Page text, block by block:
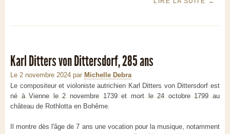
Karl Ditters von Dittersdorf, 285 ans
Le 2 novembre 2024 par Michelle Debra
Le compositeur et violoniste autrichien Karl Ditters von Dittersdorf est
né à Vienne le 2 novembre 1739 et mort le 24 octobre 1799 au
château de Rothlotta en Bohême.
Il montre dès l'âge de 7 ans une vocation pour la musique, notamment